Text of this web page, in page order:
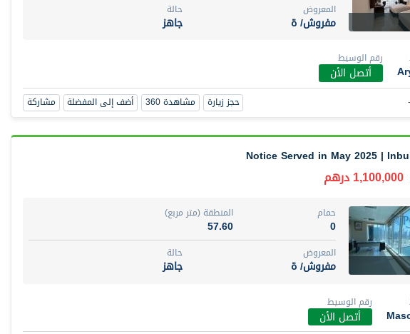
المعروض
مفروش/ ة
حالة
جاهز
رقم الوسيط
أتصل الأن
حجز زيارة مشاهدة 360 أضف إلى المفضلة مشاركة
Notice Served in May 2025 |
1,100,000 درهم
حمام
0
المنطقة (متر مربع)
57.60
المعروض
مفروش/ ة
حالة
جاهز
رقم الوسيط
أتصل الأن